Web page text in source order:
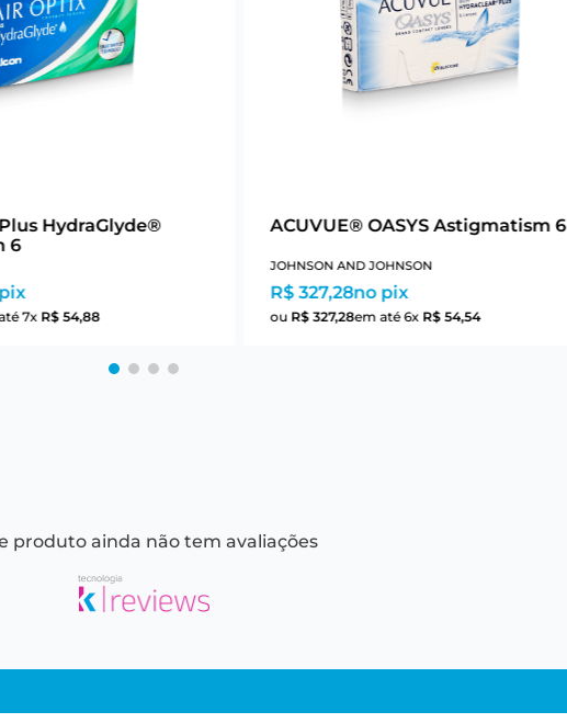
HydraGlyde®
6
7x R$ 54,88
ACUVUE® OASYS Astigmatism 6
JOHNSON AND JOHNSON
R$ 327,28no pix
ou R$ 327,28em até6x R$ 54,54
produto ainda não tem avaliações